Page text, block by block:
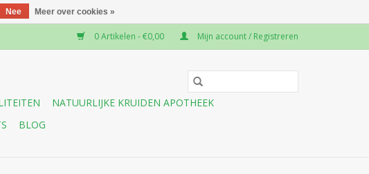
0 Artikelen - €0,00 Mijn account / Registreren
NATUURLIJKE KRUIDEN APOTHEEK
BLOG
Nee Meer over cookies »